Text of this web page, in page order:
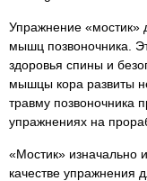
Упражнение «мостик»
мышц позвоночника.
здоровья спины и
мышцы кора развиты
травму позвоночника
упражнениях на
«Мостик» изначально
качестве упражнения